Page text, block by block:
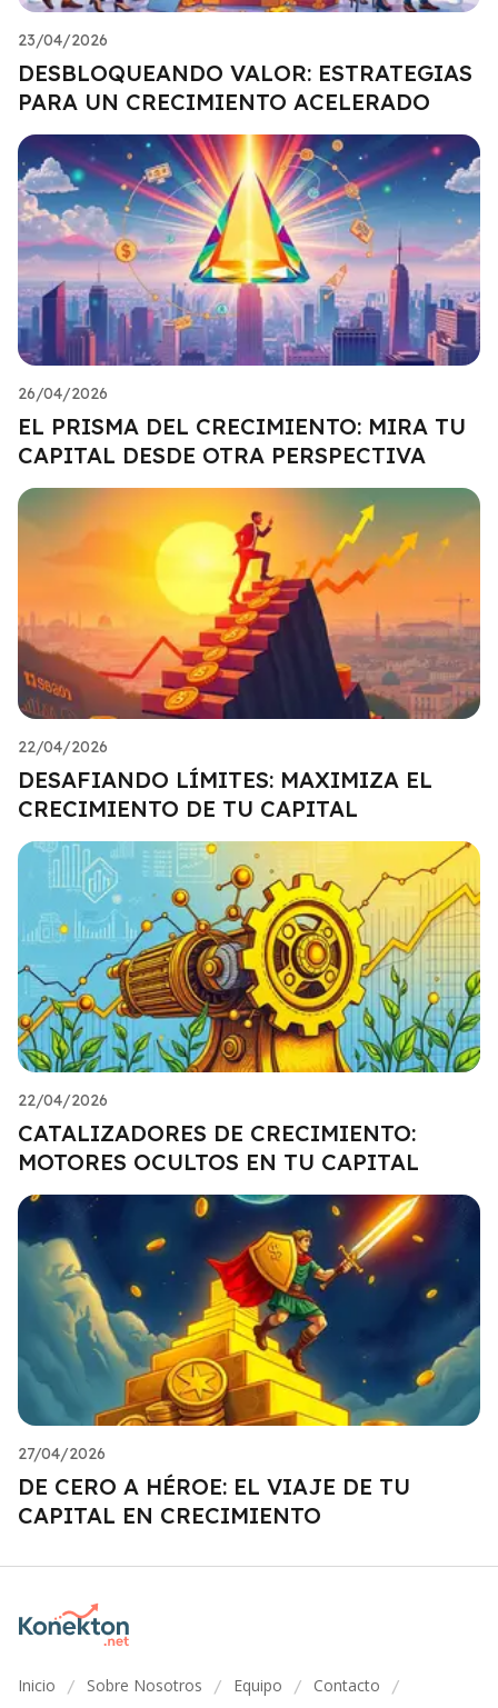
23/04/2026
DESBLOQUEANDO VALOR: ESTRATEGIAS
PARA UN CRECIMIENTO ACELERADO
26/04/2026
EL PRISMA DEL CRECIMIENTO: MIRA TU
CAPITAL DESDE OTRA PERSPECTIVA
22/04/2026
DESAFIANDO LÍMITES: MAXIMIZA EL
CRECIMIENTO DE TU CAPITAL
22/04/2026
CATALIZADORES DE CRECIMIENTO:
MOTORES OCULTOS EN TU CAPITAL
27/04/2026
DE CERO A HÉROE: EL VIAJE DE TU
CAPITAL EN CRECIMIENTO
Inicio / Sobre Nosotros / Equipo / Contacto /